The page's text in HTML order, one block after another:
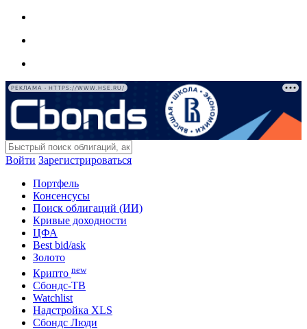
РЕКЛАМА • HTTPS://WWW.HSE.RU/
Войти Зарегистрироваться
Портфель
Консенсусы
Поиск облигаций (ИИ)
Кривые доходности
ЦФА
Best bid/ask
Золото
Крипто new
Сбондс-ТВ
Watchlist
Надстройка XLS
Сбондс Люди